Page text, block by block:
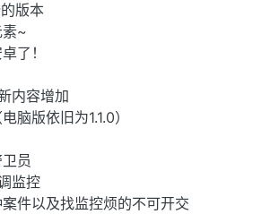
版本
素~
了！
内容增加
脑版依旧为1.1.0）
员
监控
件以及找监控烦的不可开交